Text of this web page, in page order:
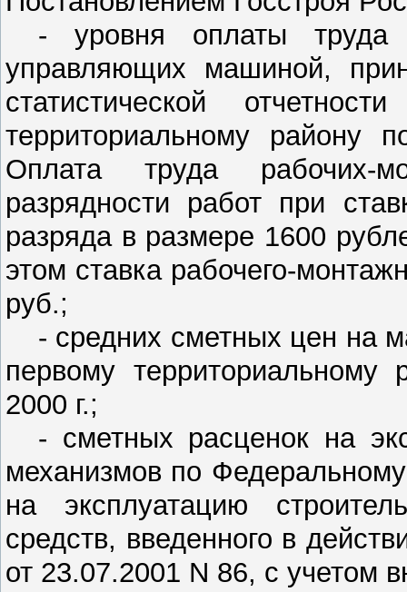
- уровня оплаты труда
управляющих машиной,
статистической
территориальному району
Оплата труда рабочих-
разрядности работ при
разряда в размере 1600
этом ставка рабочего-
руб.;
- средних сметных цен на
первому
2000 г.;
- сметных расценок на
механизмов по
на эксплуатацию
средств, введенного в
от 23.07.2001 N 86, с учетом